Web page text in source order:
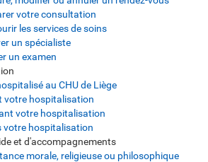
votre consultation
les services de soins
un spécialiste
un examen
au CHU de Liège
votre hospitalisation
votre hospitalisation
votre hospitalisation
et d'accompagnements
morale, religieuse ou philosophique